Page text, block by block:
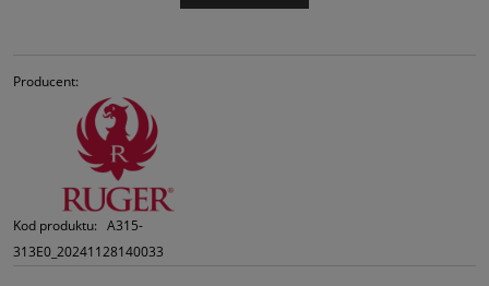
Producent:
Kod produktu: A315-
313E0_20241128140033